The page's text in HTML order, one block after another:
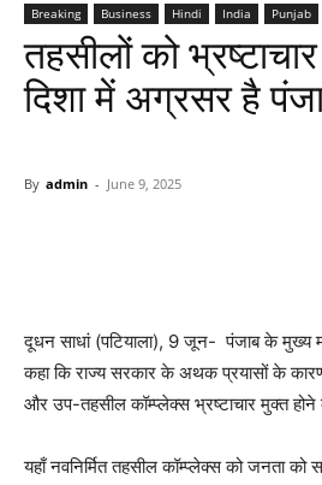
Breaking Business Hindi India Punjab
तहसीलों को
दिशा में अग्रसर है
By admin - June 9, 2025
दूधन साधां (पटियाला), 9 जून- पंजाब के मुख्य
कहा कि राज्य सरकार के अथक प्रयासों के
और उप-तहसील कॉम्प्लेक्स भ्रष्टाचार मुक्त
यहाँ नवनिर्मित तहसील कॉम्प्लेक्स को जनता को